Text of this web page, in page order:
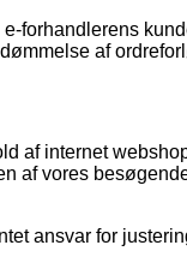
forhandlerens
af
af internet
af vores
ansvar for